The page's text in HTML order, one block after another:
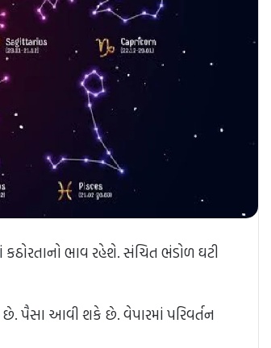
ભાવ રહેશે. સંચિત ભંડોળ ઘટી
પૈસા આવી શકે છે. વેપારમાં પરિવર્તન